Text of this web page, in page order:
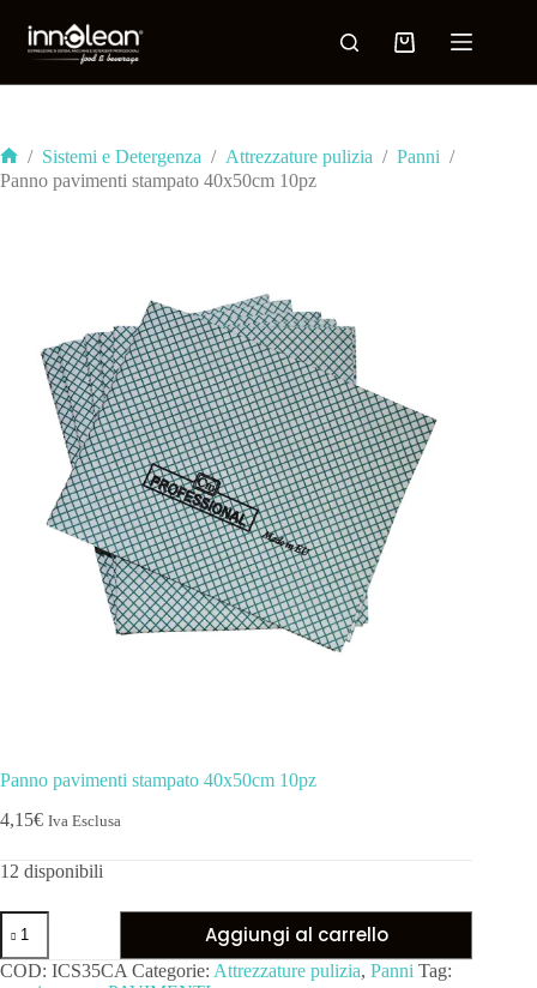
/ Sistemi e Detergenza / Attrezzature pulizia / Panni /
Panno pavimenti stampato 40x50cm 10pz
Panno pavimenti stampato 40x50cm 10pz
4,15€ Iva Esclusa
12 disponibili
Aggiungi al carrello
COD: ICS35CA Categorie: Attrezzature pulizia, Panni Tag: